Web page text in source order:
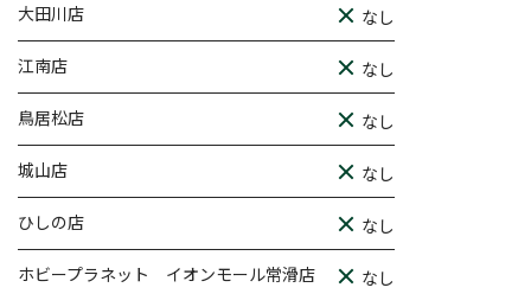
大田川店 なし
江南店 なし
鳥居松店 なし
城山店 なし
ひしの店 なし
ホビープラネット イオンモール常滑店 なし